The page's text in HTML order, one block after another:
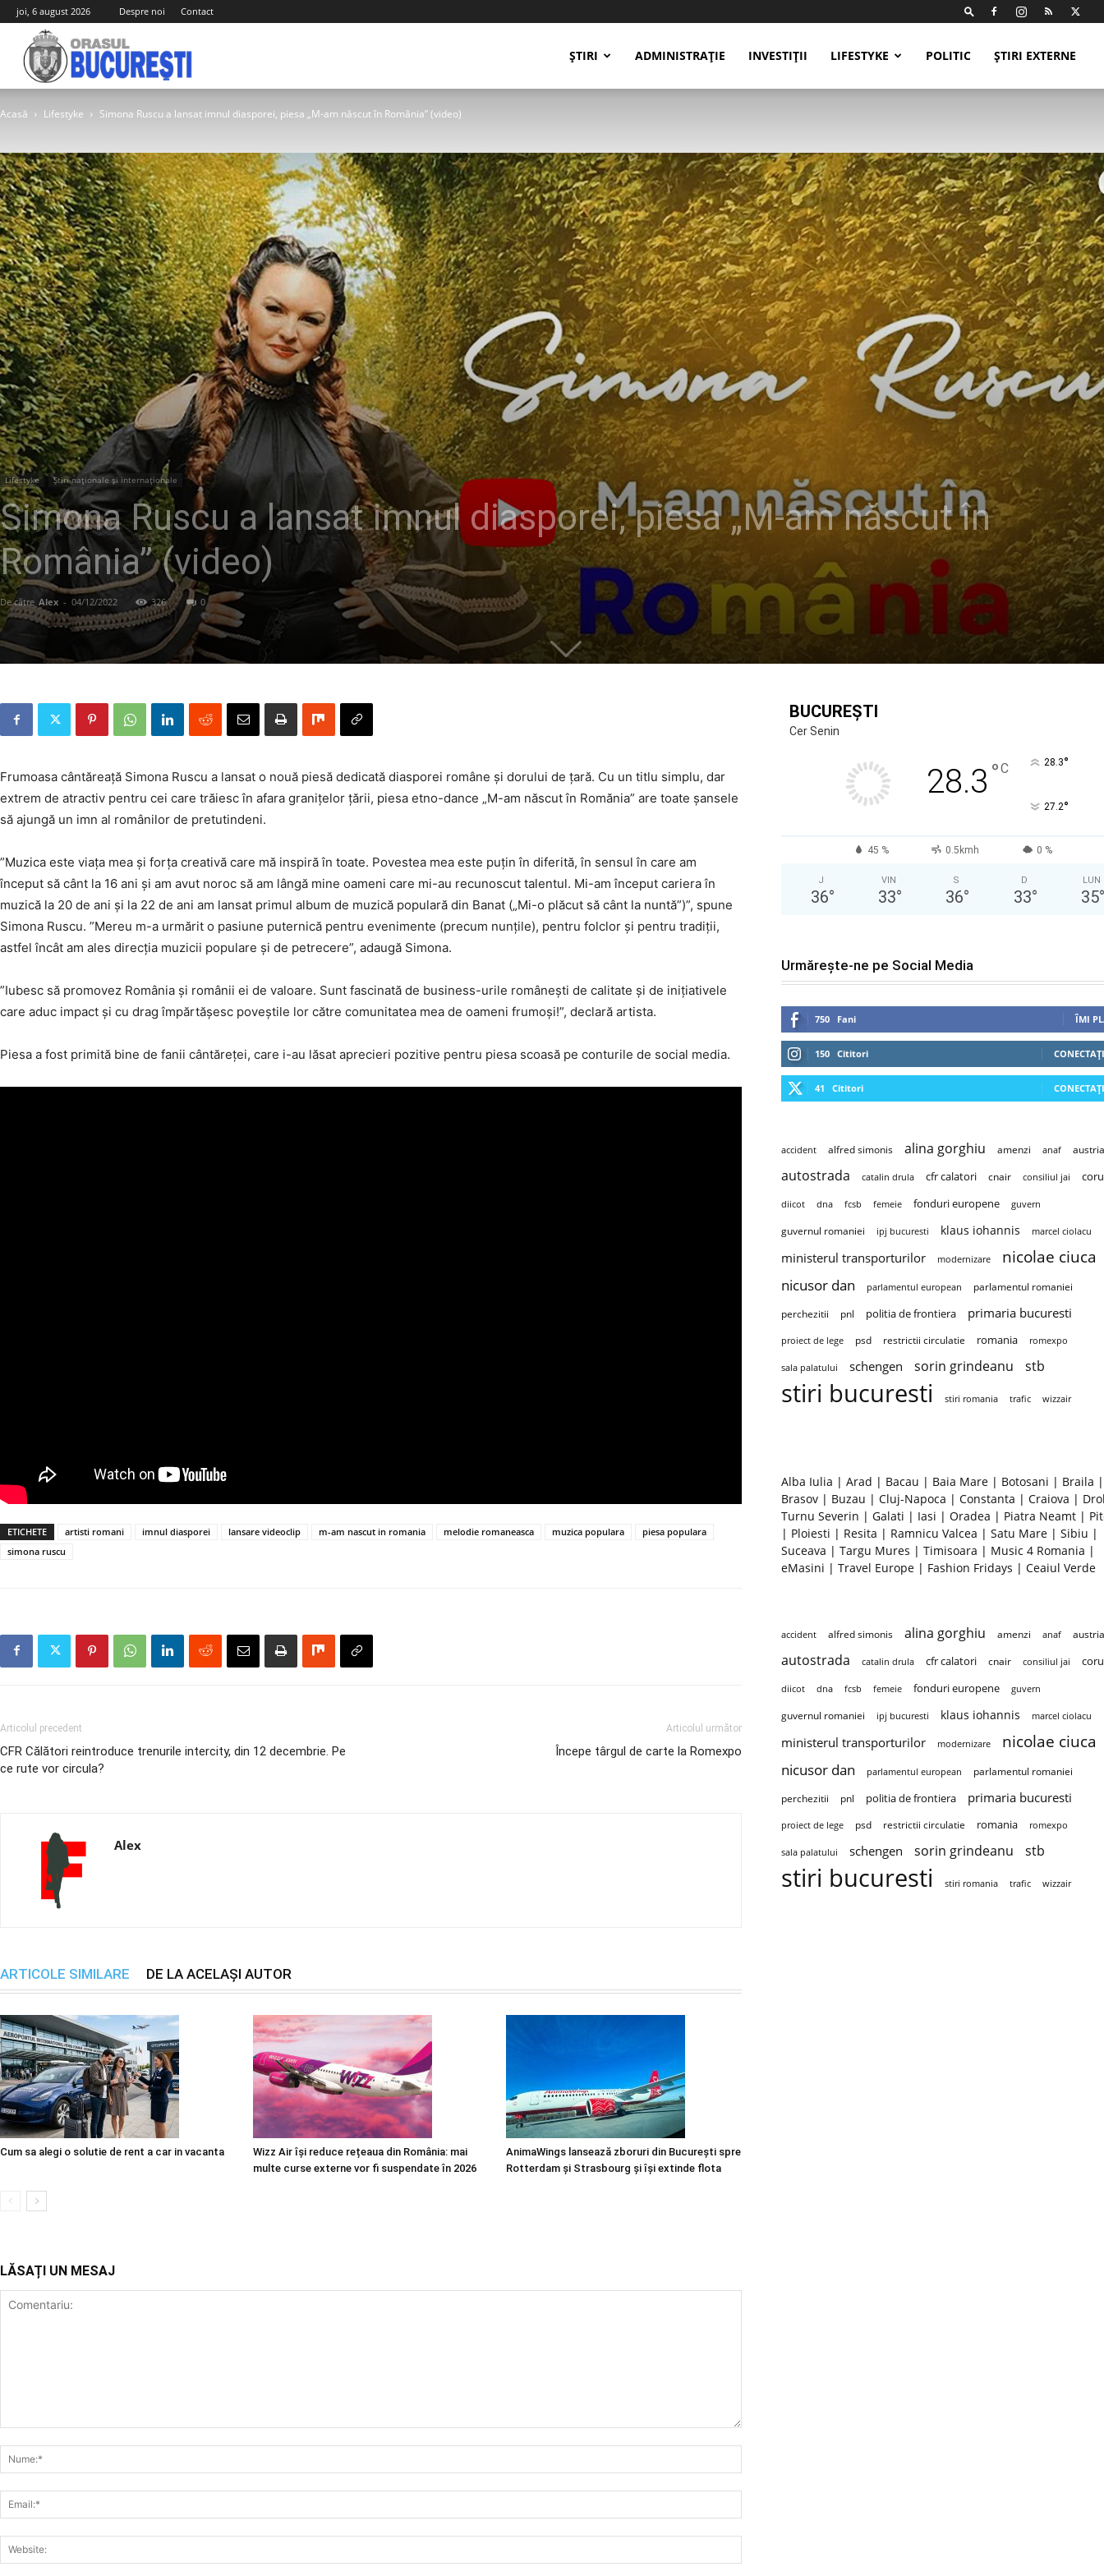
joi, 6 august 2026 Despre noi Contact
Bucuresti
ȘTIRI ADMINISTRAȚIE INVESTIȚII LIFESTYKE POLITIC ȘTIRI EXTERNE
Acasă Lifestyke Simona Ruscu a lansat imnul diasporei, piesa „M-am născut în România” (video)
Lifestyke Știri naționale și internaționale
Simona Ruscu a lansat imnul diasporei, piesa „M-am născut în
România” (video)
De către Alex - 04/12/2022 326 0
Frumoasa cântăreață Simona Ruscu a lansat o nouă piesă dedicată diasporei române și dorului de țară. Cu un titlu simplu, dar
extrem de atractiv pentru cei care trăiesc în afara granițelor țării, piesa etno-dance „M-am născut în Romănia” are toate șansele
să ajungă un imn al românilor de pretutindeni.
”Muzica este viața mea și forța creativă care mă inspiră în toate. Povestea mea este puțin în diferită, în sensul în care am
început să cânt la 16 ani și am avut noroc să am lângă mine oameni care mi-au recunoscut talentul. Mi-am început cariera în
muzică la 20 de ani și la 22 de ani am lansat primul album de muzică populară din Banat („Mi-o plăcut să cânt la nuntă”)”, spune
Simona Ruscu. ”Mereu m-a urmărit o pasiune puternică pentru evenimente (precum nunțile), pentru folclor și pentru tradiții,
astfel încât am ales direcția muzicii populare și de petrecere”, adaugă Simona.
”Iubesc să promovez România și românii ei de valoare. Sunt fascinată de business-urile românești de calitate și de inițiativele
care aduc impact și cu drag împărtășesc poveștile lor către comunitatea mea de oameni frumoși!”, declară artista.
Piesa a fost primită bine de fanii cântăreței, care i-au lăsat aprecieri pozitive pentru piesa scoasă pe conturile de social media.
ETICHETE artisti romani imnul diasporei lansare videoclip m-am nascut in romania melodie romaneasca muzica populara
piesa populara
simona ruscu
Articolul precedent
CFR Călători reintroduce trenurile intercity, din 12 decembrie. Pe
ce rute vor circula?
Articolul următor
Începe târgul de carte la Romexpo
Alex
ARTICOLE SIMILARE DE LA ACELAȘI AUTOR
Cum sa alegi o solutie de rent a car in vacanta
Wizz Air își reduce rețeaua din România: mai
multe curse externe vor fi suspendate în 2026
AnimaWings lansează zboruri din București spre
Rotterdam și Strasbourg și își extinde flota
LĂSAȚI UN MESAJ
BUCUREȘTI
Cer Senin
28.3 °C 28.3°
27.2°
45 % 0.5kmh 0 %
J
36°
VIN
33°
S
36°
D
33°
LUN
35°
Urmărește-ne pe Social Media
750 Fani ÎMI
150 Cititori
41 Cititori
accident alfred simonis alina gorghiu amenzi anaf austria
autostrada catalin drula cfr calatori cnair consiliul jai
diicot dna fcsb femeie fonduri europene guvern
guvernul romaniei ipj bucuresti klaus iohannis marcel ciolacu
ministerul transporturilor modernizare nicolae ciuca
nicusor dan parlamentul european parlamentul romaniei
perchezitii pnl politia de frontiera primaria bucuresti
proiect de lege psd restrictii circulatie romania romexpo
sala palatului schengen sorin grindeanu stb
stiri bucuresti stiri romania trafic wizzair
Alba Iulia | Arad | Bacau | Baia Mare| Botosani | Braila |
Brasov| Buzau | Cluj-Napoca | Constanta | Craiova |
Turnu Severin | Galati | Iasi | Oradea | Piatra Neamt|
| Ploiesti | Resita | Ramnicu Valcea | Satu Mare| Sibiu |
Suceava | Targu Mures | Timisoara | Music 4 Romania |
eMasini | Travel Europe| Fashion Fridays | Ceaiul Verde
accident alfred simonis alina gorghiu amenzi anaf austria
autostrada catalin drula cfr calatori cnair consiliul jai
diicot dna fcsb femeie fonduri europene guvern
guvernul romaniei ipj bucuresti klaus iohannis marcel ciolacu
ministerul transporturilor modernizare nicolae ciuca
nicusor dan parlamentul european parlamentul romaniei
perchezitii pnl politia de frontiera primaria bucuresti
proiect de lege psd restrictii circulatie romania romexpo
sala palatului schengen sorin grindeanu stb
stiri bucuresti stiri romania trafic wizzair